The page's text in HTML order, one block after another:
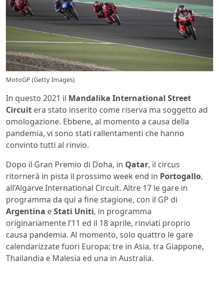
MotoGP (Getty Images)
In questo 2021 il Mandalika International Street
Circuit era stato inserito come riserva ma soggetto ad
omologazione. Ebbene, al momento a causa della
pandemia, vi sono stati rallentamenti che hanno
convinto tutti al rinvio.
Dopo il Gran Premio di Doha, in Qatar, il circus
ritornerà in pista il prossimo week end in Portogallo,
all’Algarve International Circuit. Altre 17 le gare in
programma da qui a fine stagione, con il GP di
Argentina eStati Uniti, in programma
originariamente l’11 ed il 18 aprile, rinviati proprio
causa pandemia. Al momento, solo quattro le gare
calendarizzate fuori Europa; tre in Asia, tra Giappone,
Thailandia e Malesia ed una in Australia.